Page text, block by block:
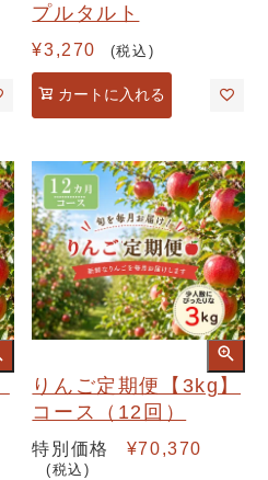
プルタルト
¥3,270 税込
カートに入れる
りんご定期便【3kg】
コース（12回）
特別価格 ¥70,370
税込